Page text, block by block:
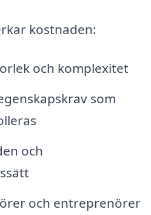
kostnaden:
och komplexitet
som
och
och entreprenörer